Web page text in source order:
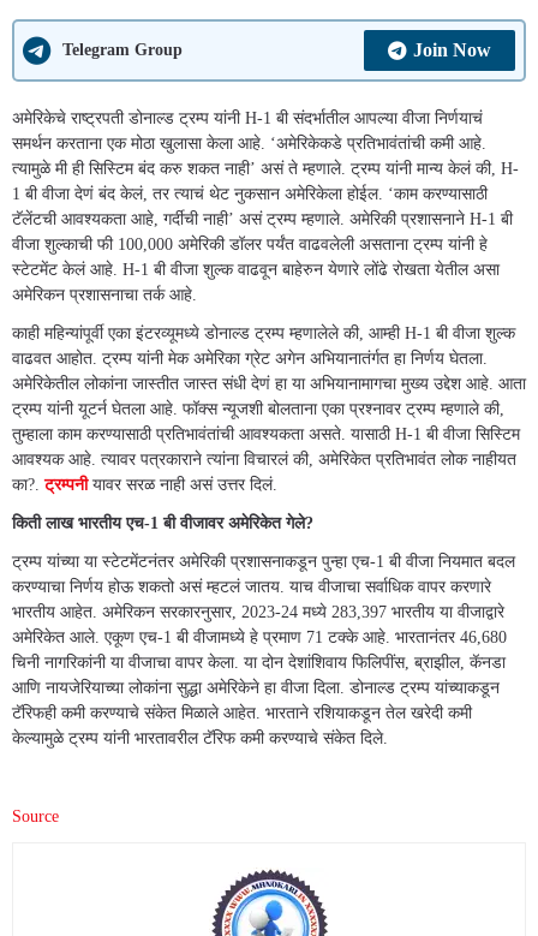
Telegram Group Join Now
अमेरिकेचे राष्ट्रपती डोनाल्ड ट्रम्प यांनी H-1 बी संदर्भातील आपल्या वीजा निर्णयाचं
समर्थन करताना एक मोठा खुलासा केला आहे. ‘अमेरिकेकडे प्रतिभावंतांची कमी आहे.
त्यामुळे मी ही सिस्टिम बंद करु शकत नाही’ असं ते म्हणाले. ट्रम्प यांनी मान्य केलं की, H-
1 बी वीजा देणं बंद केलं, तर त्याचं थेट नुकसान अमेरिकेला होईल. ‘काम करण्यासाठी
टॅलेंटची आवश्यकता आहे, गर्दीची नाही’ असं ट्रम्प म्हणाले. अमेरिकी प्रशासनाने H-1 बी
वीजा शुल्काची फी 100,000 अमेरिकी डॉलर पर्यंत वाढवलेली असताना ट्रम्प यांनी हे
स्टेटमेंट केलं आहे. H-1 बी वीजा शुल्क वाढवून बाहेरुन येणारे लोंढे रोखता येतील असा
अमेरिकन प्रशासनाचा तर्क आहे.
काही महिन्यांपूर्वी एका इंटरव्यूमध्ये डोनाल्ड ट्रम्प म्हणालेले की, आम्ही H-1 बी वीजा शुल्क
वाढवत आहोत. ट्रम्प यांनी मेक अमेरिका ग्रेट अगेन अभियानातंर्गत हा निर्णय घेतला.
अमेरिकेतील लोकांना जास्तीत जास्त संधी देणं हा या अभियानामागचा मुख्य उद्देश आहे. आता
ट्रम्प यांनी यूटर्न घेतला आहे. फॉक्स न्यूजशी बोलताना एका प्रश्नावर ट्रम्प म्हणाले की,
तुम्हाला काम करण्यासाठी प्रतिभावंतांची आवश्यकता असते. यासाठी H-1 बी वीजा सिस्टिम
आवश्यक आहे. त्यावर पत्रकाराने त्यांना विचारलं की, अमेरिकेत प्रतिभावंत लोक नाहीयत
का?.ट्रम्पनीयावर सरळ नाही असं उत्तर दिलं.
किती लाख भारतीय एच-1 बी वीजावर अमेरिकेत गेले?
ट्रम्प यांच्या या स्टेटमेंटनंतर अमेरिकी प्रशासनाकडून पुन्हा एच-1 बी वीजा नियमात बदल
करण्याचा निर्णय होऊ शकतो असं म्हटलं जातय. याच वीजाचा सर्वाधिक वापर करणारे
भारतीय आहेत. अमेरिकन सरकारनुसार, 2023-24 मध्ये 283,397 भारतीय या वीजाद्वारे
अमेरिकेत आले. एकूण एच-1 बी वीजामध्ये हे प्रमाण 71 टक्के आहे. भारतानंतर 46,680
चिनी नागरिकांनी या वीजाचा वापर केला. या दोन देशांशिवाय फिलिपींस, ब्राझील, कॅनडा
आणि नायजेरियाच्या लोकांना सुद्धा अमेरिकेने हा वीजा दिला. डोनाल्ड ट्रम्प यांच्याकडून
टॅरिफही कमी करण्याचे संकेत मिळाले आहेत. भारताने रशियाकडून तेल खरेदी कमी
केल्यामुळे ट्रम्प यांनी भारतावरील टॅरिफ कमी करण्याचे संकेत दिले.
Source